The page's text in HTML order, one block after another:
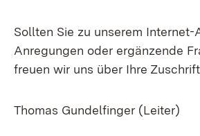
Sollten Sie zu unserem Internet-
Anregungen oder ergänzende
freuen wir uns über Ihre
Thomas Gundelfinger (Leiter)